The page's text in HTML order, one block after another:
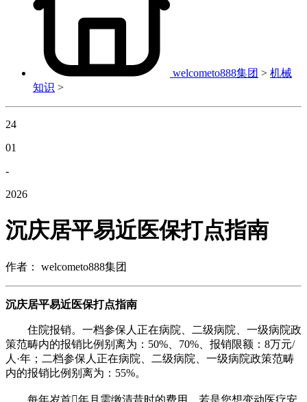
welcometo888集团 > 机械
知识 >
24
01
-
2026
沉庆居平易近医保打点指南
作者： welcometo888集团
沉庆居平易近医保打点指南
住院报销。一档参保人正在病院、二级病院、一级病院政
策范畴内的报销比例别离为：50%、70%、报销限额：8万元/
人·年；二档参保人正在病院、二级病院、一级病院政策范畴
内的报销比例别离为：55%。